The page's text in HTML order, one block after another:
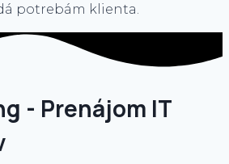
potrebám klienta.
- Prenájom IT